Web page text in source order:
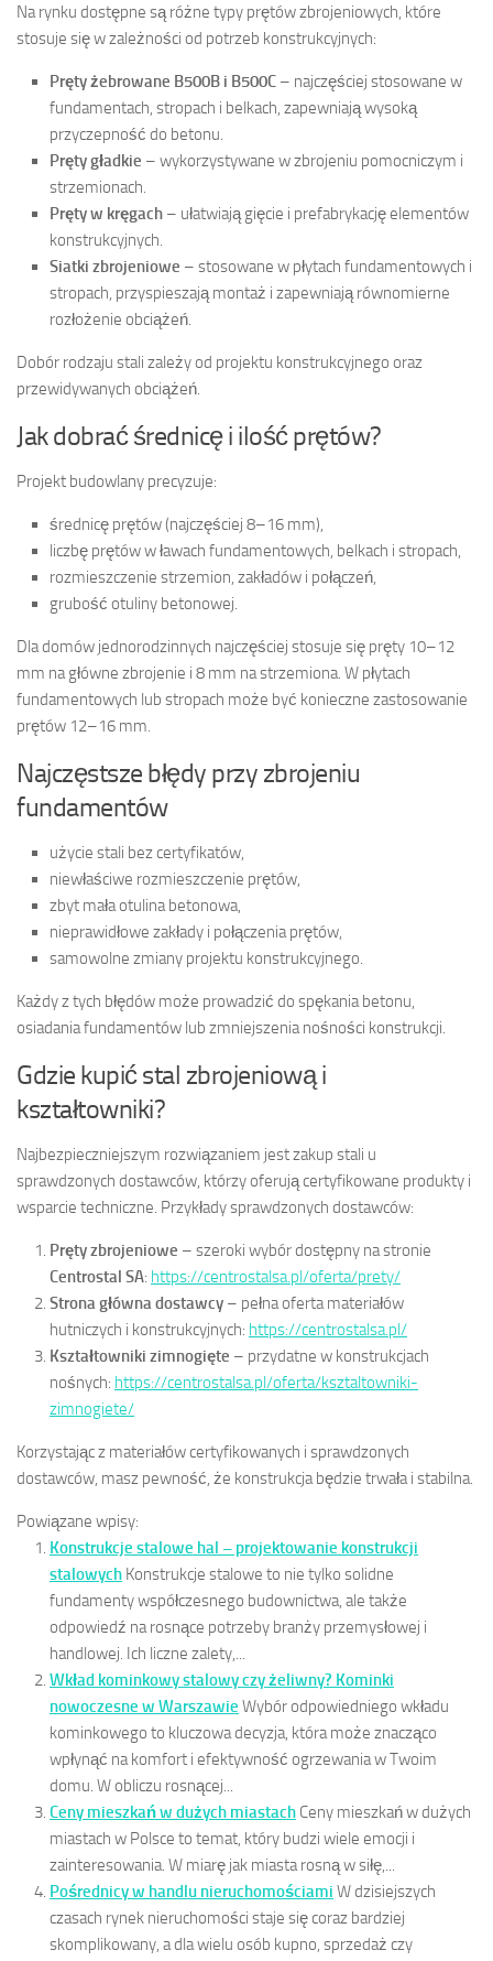
Na rynku dostępne są różne typy prętów zbrojeniowych, które
stosuje się w zależności od potrzeb konstrukcyjnych:
Pręty żebrowane B500B i B500C – najczęściej stosowane w
fundamentach, stropach i belkach, zapewniają wysoką
przyczepność do betonu.
Pręty gładkie – wykorzystywane w zbrojeniu pomocniczym i
strzemionach.
Pręty w kręgach – ułatwiają gięcie i prefabrykację elementów
konstrukcyjnych.
Siatki zbrojeniowe – stosowane w płytach fundamentowych i
stropach, przyspieszają montaż i zapewniają równomierne
rozłożenie obciążeń.
Dobór rodzaju stali zależy od projektu konstrukcyjnego oraz
przewidywanych obciążeń.
Jak dobrać średnicę i ilość prętów?
Projekt budowlany precyzuje:
średnicę prętów (najczęściej 8–16 mm),
liczbę prętów w ławach fundamentowych, belkach i stropach,
rozmieszczenie strzemion, zakładów i połączeń,
grubość otuliny betonowej.
Dla domów jednorodzinnych najczęściej stosuje się pręty 10–12
mm na główne zbrojenie i 8 mm na strzemiona. W płytach
fundamentowych lub stropach może być konieczne zastosowanie
prętów 12–16 mm.
Najczęstsze błędy przy zbrojeniu
fundamentów
użycie stali bez certyfikatów,
niewłaściwe rozmieszczenie prętów,
zbyt mała otulina betonowa,
nieprawidłowe zakłady i połączenia prętów,
samowolne zmiany projektu konstrukcyjnego.
Każdy z tych błędów może prowadzić do spękania betonu,
osiadania fundamentów lub zmniejszenia nośności konstrukcji.
Gdzie kupić stal zbrojeniową i
kształtowniki?
Najbezpieczniejszym rozwiązaniem jest zakup stali u
sprawdzonych dostawców, którzy oferują certyfikowane produkty i
wsparcie techniczne. Przykłady sprawdzonych dostawców:
Pręty zbrojeniowe – szeroki wybór dostępny na stronie
Centrostal SA: https://centrostalsa.pl/oferta/prety/
Strona główna dostawcy – pełna oferta materiałów
hutniczych i konstrukcyjnych: https://centrostalsa.pl/
Kształtowniki zimnogięte – przydatne w konstrukcjach
nośnych: https://centrostalsa.pl/oferta/ksztaltowniki-
zimnogiete/
Korzystając z materiałów certyfikowanych i sprawdzonych
dostawców, masz pewność, że konstrukcja będzie trwała i stabilna.
Powiązane wpisy:
Konstrukcje stalowe hal – projektowanie konstrukcji
stalowych Konstrukcje stalowe to nie tylko solidne
fundamenty współczesnego budownictwa, ale także
odpowiedź na rosnące potrzeby branży przemysłowej i
handlowej. Ich liczne zalety,...
Wkład kominkowy stalowy czy żeliwny? Kominki
nowoczesne w Warszawie Wybór odpowiedniego wkładu
kominkowego to kluczowa decyzja, która może znacząco
wpłynąć na komfort i efektywność ogrzewania w Twoim
domu. W obliczu rosnącej...
Ceny mieszkań w dużych miastach Ceny mieszkań w dużych
miastach w Polsce to temat, który budzi wiele emocji i
zainteresowania. W miarę jak miasta rosną w siłę,...
Pośrednicy w handlu nieruchomościami W dzisiejszych
czasach rynek nieruchomości staje się coraz bardziej
skomplikowany, a dla wielu osób kupno, sprzedaż czy